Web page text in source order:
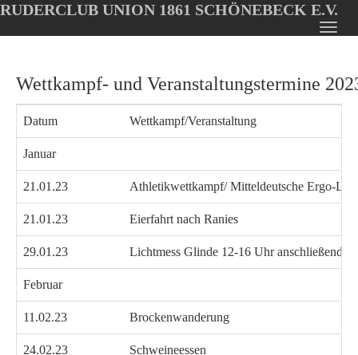
Oops, an error occurred! Code: 202608080232586756f683
main
content
RUDERCLUB UNION 1861 SCHÖNEBECK E.V.
Wettkampf- und Veranstaltungstermine
Datum Wettkampf/Veranstaltung
Januar
21.01.23 Athletikwettkampf/ Mitteldeutsche Ergo-
21.01.23 Eierfahrt nach Ranies
29.01.23 Lichtmess Glinde 12-16 Uhr anschließend
Februar
11.02.23 Brockenwanderung
24.02.23 Schweineessen